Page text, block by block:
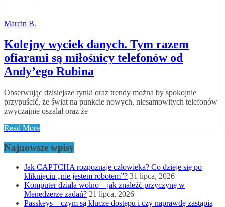
Marcin B.
Kolejny wyciek danych. Tym razem
ofiarami są miłośnicy telefonów od
Andy’ego Rubina
Obserwując dzisiejsze rynki oraz trendy można by spokojnie
przypuścić, że świat na punkcie nowych, niesamowitych telefonów
zwyczajnie oszalał oraz że
Read More
Najnowsze wpisy
Jak CAPTCHA rozpoznaje człowieka? Co dzieje się po
kliknięciu „nie jestem robotem”? 31 lipca, 2026
Komputer działa wolno – jak znaleźć przyczynę w
Menedżerze zadań? 21 lipca, 2026
Passkeys – czym są klucze dostępu i czy naprawdę zastąpią